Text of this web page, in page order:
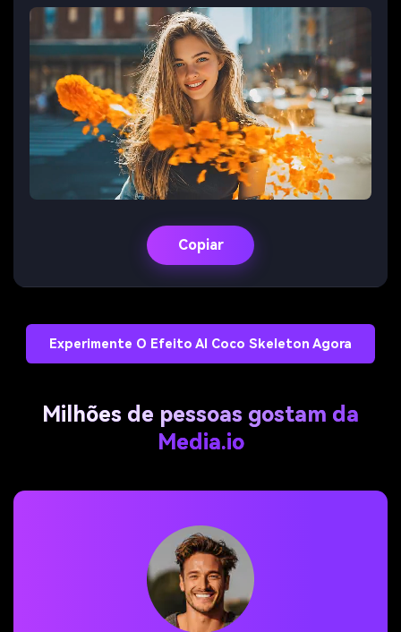
Copiar
Experimente O Efeito AI Coco Skeleton Agora
Milhões de pessoas gostam da
Media.io